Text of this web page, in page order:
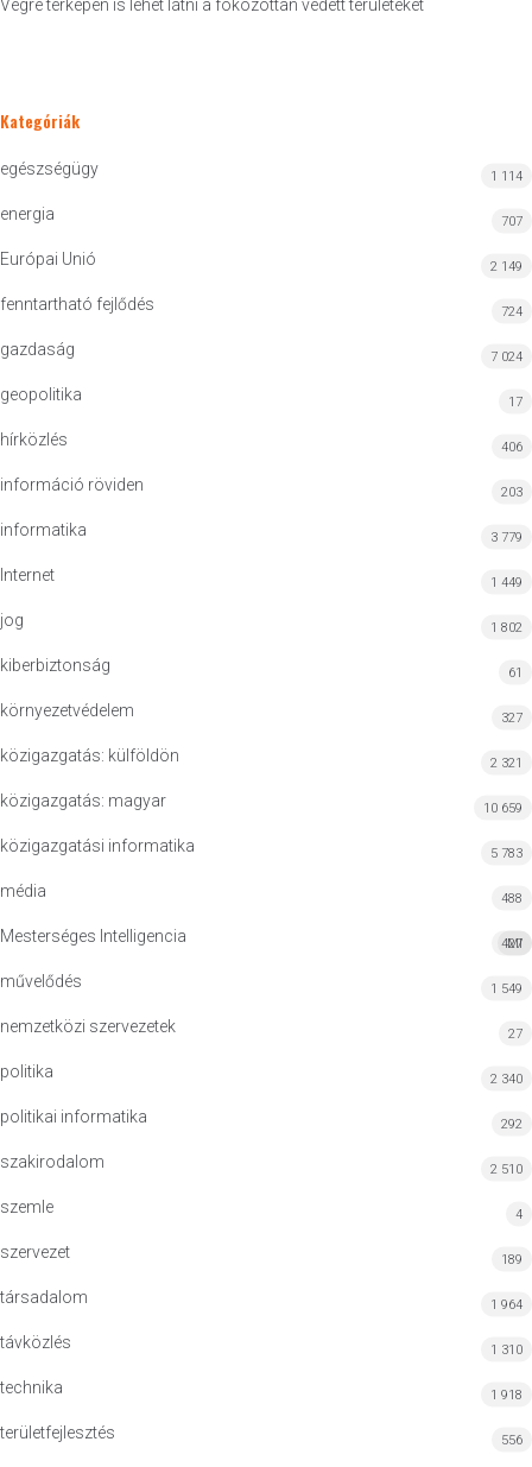
Végre térképen is lehet látni a fokozottan védett területeket
Kategóriák
egészségügy 1 114
energia 707
Európai Unió 2 149
fenntartható fejlődés 724
gazdaság 7 024
geopolitika 17
hírközlés 406
információ röviden 203
informatika 3 779
Internet 1 449
jog 1 802
kiberbiztonság 61
környezetvédelem 327
közigazgatás: külföldön 2 321
közigazgatás: magyar 10 659
közigazgatási informatika 5 783
média 488
Mesterséges Intelligencia MI
427
művelődés 1 549
nemzetközi szervezetek 27
politika 2 340
politikai informatika 292
szakirodalom 2 510
szemle 4
szervezet 189
társadalom 1 964
távközlés 1 310
technika 1 918
területfejlesztés 556